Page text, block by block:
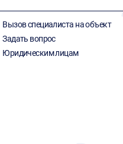
Вызов специалиста на объект
Задать вопрос
Юридическим лицам